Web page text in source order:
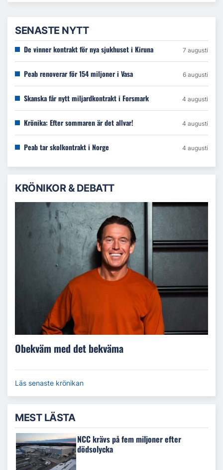
SENASTE NYTT
De vinner kontrakt för nya sjukhuset i Kiruna 7 augusti
Peab renoverar för 154 miljoner i Vasa 6 augusti
Skanska får nytt miljardkontrakt i Forsmark 4 augusti
Krönika: Efter sommaren är det allvar! 4 augusti
Peab tar skolkontrakt i Norge 4 augusti
KRÖNIKOR & DEBATT
Obekväm med det bekväma
Läs senaste krönikan
MEST LÄSTA
NCC krävs på fem miljoner efter
dödsolycka